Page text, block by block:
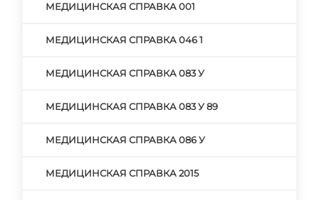
МЕДИЦИНСКАЯ СПРАВКА 001
МЕДИЦИНСКАЯ СПРАВКА 046 1
МЕДИЦИНСКАЯ СПРАВКА 083 У
МЕДИЦИНСКАЯ СПРАВКА 083 У 89
МЕДИЦИНСКАЯ СПРАВКА 086 У
МЕДИЦИНСКАЯ СПРАВКА 2015